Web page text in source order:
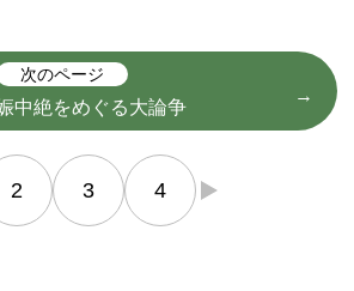
次のページ
中絶をめぐる大論争
2 3 4 →